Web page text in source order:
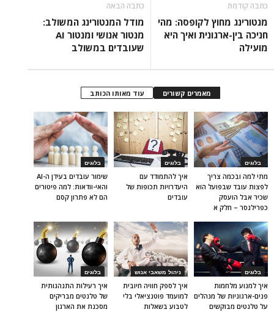
כתבה קודמת
מנטורינג מחוץ לקופסה: מהי
חניכה בין-ארגונית ואיך היא
מועילה
כתבה הבאה
מודל המנטורינג המשולב:
מנטור אנושי ומנטור AI
שעובדים במשולב
מאמרים קשורים עוד מאותו הכותב
בלוגים
שימור עובדים בעידן ה-AI
והאי-וודאות: למה פיטורים
הם לא פתרון קסם
בלוגים
איך להתמודד עם
היעדרויות תכופות של
עובדים
בלוגים
מתי למה ובכמה צריך
לפצות עובד שבפועל הוא
שכיר אבל הועסק
כפרילנסר – חלק א
בלוגים
איך רעילות התנהגותית
של טלנטים מבריקים
מסכנת את הארגון
ניהול משאבי אנוש
איך לספק חוויה חיובית
למועמד פוטנציאלי בלי
לטבוע בשאלות
בלוגים
איך למנוע מלחמות
פנים-ארגוניות של מנהלים
על טלנטים מבוקשים